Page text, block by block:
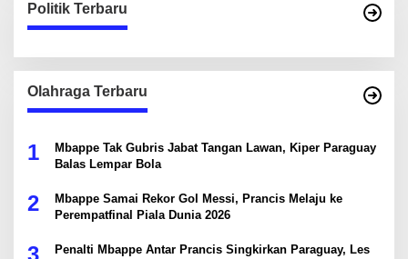
Politik Terbaru
Olahraga Terbaru
1
Mbappe Tak Gubris Jabat Tangan Lawan, Kiper Paraguay
Balas Lempar Bola
2
Mbappe Samai Rekor Gol Messi, Prancis Melaju ke
Perempatfinal Piala Dunia 2026
Penalti Mbappe Antar Prancis Singkirkan Paraguay, Les